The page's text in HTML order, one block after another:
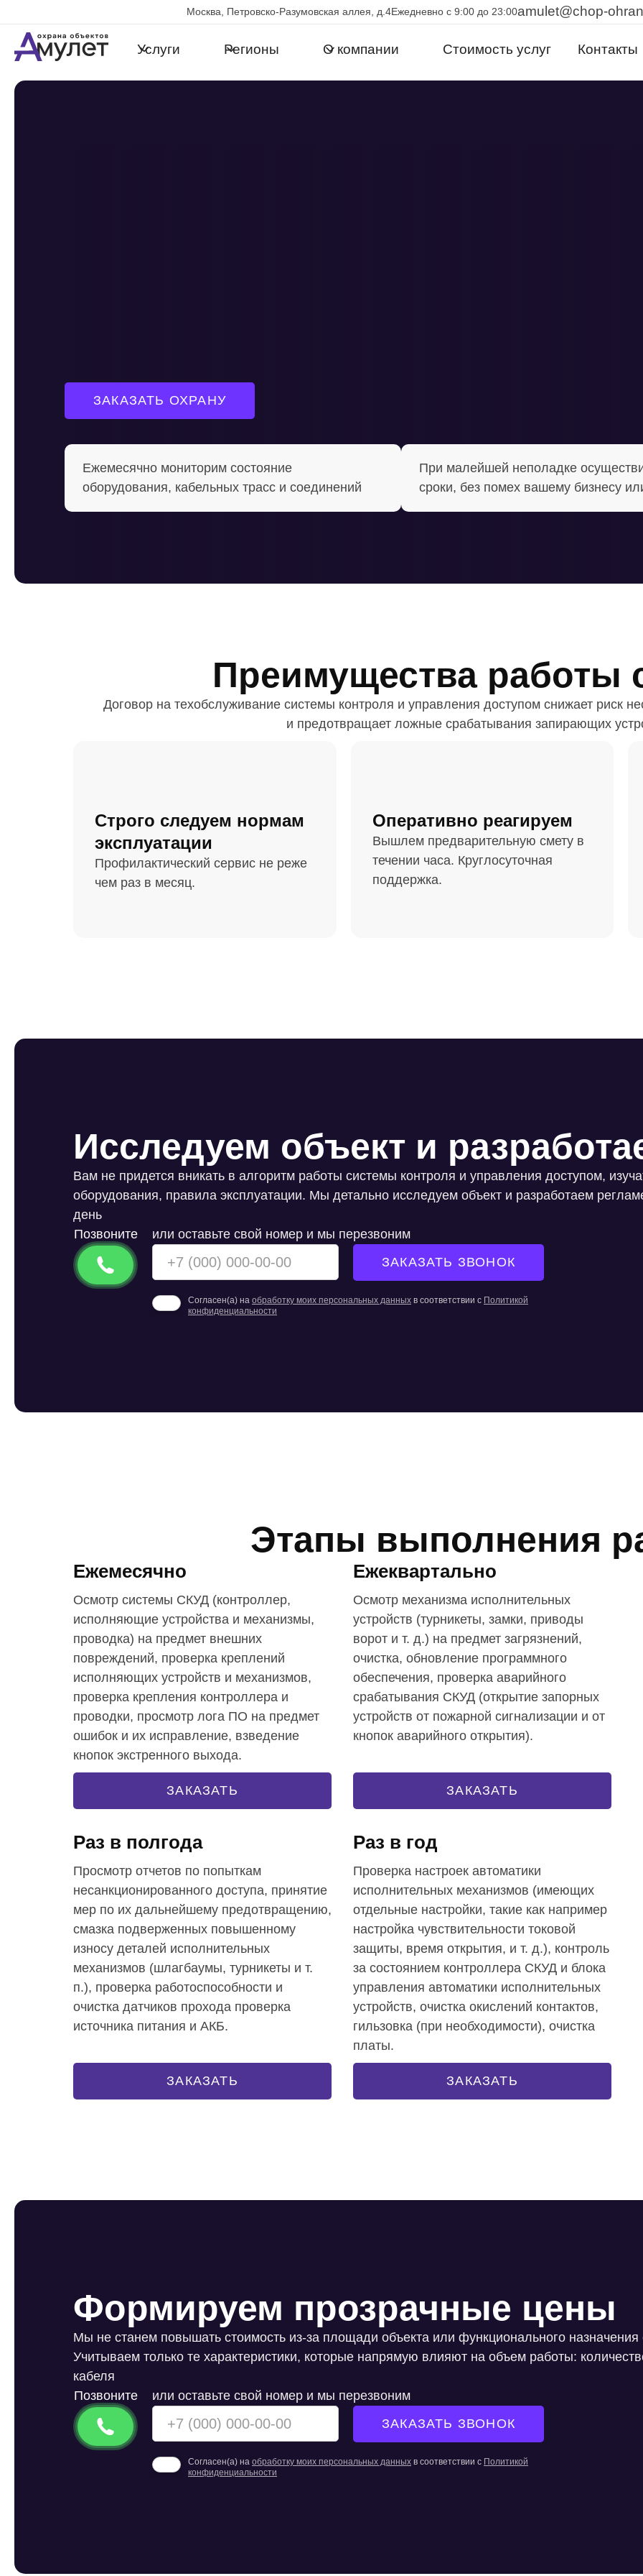
Москва, Петровско-Разумовская аллея, д.4Ежедневно с 9:00 до 23:00amulet@chop-
Услуги Регионы О компании Стоимость услуг Контакты
ЗАКАЗАТЬ ОХРАНУ
Ежемесячно мониторим состояние
оборудования, кабельных трасс и соединений
При малейшей неполадке
сроки, без помех вашему бизнесу
Преимущества работы
Договор на техобслуживание системы контроля и управления доступом снижает риск
и предотвращает ложные срабатывания запирающих
Строго следуем нормам
эксплуатации
Профилактический сервис не реже
чем раз в месяц.
Оперативно реагируем
Вышлем предварительную смету в
течении часа. Круглосуточная
поддержка.
Исследуем объект и
Вам не придется вникать в алгоритм работы системы контроля и управления доступом,
оборудования, правила эксплуатации. Мы детально исследуем объект и разработаем
день
Позвоните
или оставьте свой номер и мы перезвоним
Согласен(а) на обработку моих персональных данных в соответствии с Политикой
конфиденциальности
Этапы выполнения
Ежемесячно
Осмотр системы СКУД (контроллер,
исполняющие устройства и механизмы,
проводка) на предмет внешних
повреждений, проверка креплений
исполняющих устройств и механизмов,
проверка крепления контроллера и
проводки, просмотр лога ПО на предмет
ошибок и их исправление, взведение
кнопок экстренного выхода.
ЗАКАЗАТЬ
Ежеквартально
Осмотр механизма исполнительных
устройств (турникеты, замки, приводы
ворот и т. д.) на предмет загрязнений,
очистка, обновление программного
обеспечения, проверка аварийного
срабатывания СКУД (открытие запорных
устройств от пожарной сигнализации и от
кнопок аварийного открытия).
ЗАКАЗАТЬ
Раз в полгода
Просмотр отчетов по попыткам
несанкционированного доступа, принятие
мер по их дальнейшему предотвращению,
смазка подверженных повышенному
износу деталей исполнительных
механизмов (шлагбаумы, турникеты и т.
п.), проверка работоспособности и
очистка датчиков прохода проверка
источника питания и АКБ.
ЗАКАЗАТЬ
Раз в год
Проверка настроек автоматики
исполнительных механизмов (имеющих
отдельные настройки, такие как например
настройка чувствительности токовой
защиты, время открытия, и т. д.), контроль
за состоянием контроллера СКУД и блока
управления автоматики исполнительных
устройств, очистка окислений контактов,
гильзовка (при необходимости), очистка
платы.
ЗАКАЗАТЬ
Формируем прозрачные цены
Мы не станем повышать стоимость из-за площади объекта или функционального назначения
Учитываем только те характеристики, которые напрямую влияют на объем работы:
кабеля
Позвоните
или оставьте свой номер и мы перезвоним
Согласен(а) на обработку моих персональных данных в соответствии с Политикой
конфиденциальности